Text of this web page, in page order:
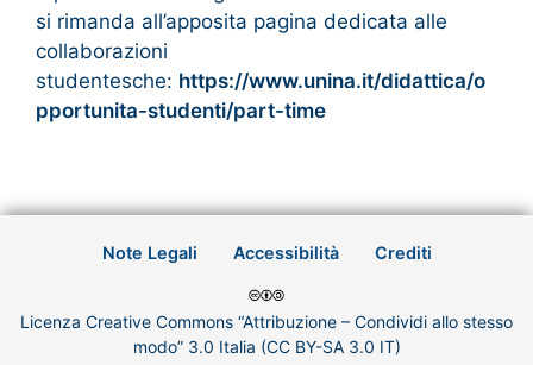
si rimanda all’apposita pagina dedicata alle
collaborazioni
studentesche: https://www.unina.it/didattica/o
pportunita-studenti/part-time
Note Legali Accessibilità Crediti
Licenza Creative Commons “Attribuzione – Condividi allo stesso
modo” 3.0 Italia (CC BY-SA 3.0 IT)